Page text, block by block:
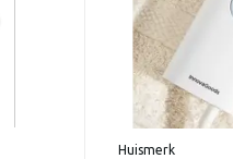
Huismerk